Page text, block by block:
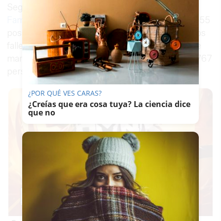
Según los datos de la
Consejería de Salud y
, la provincia ha registrado este lunes 655
positivos, que eleva la cifra a 48.751, y 15 nuevos
fallecimientos, que supone que desde el mes de
marzo hayan muerto por Covid en la provincia 767
personas.
¿POR QUÉ VES CARAS?
¿Creías que era cosa tuya? La ciencia dice
que no